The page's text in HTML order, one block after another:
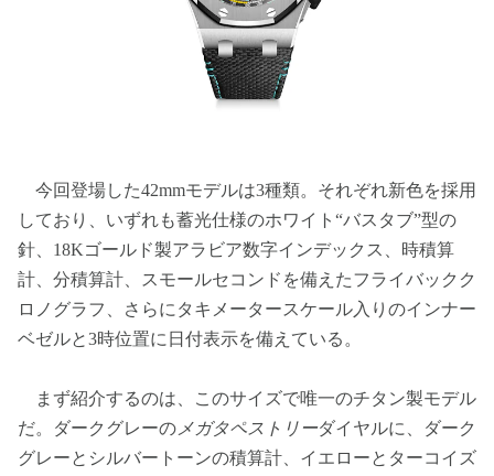
今回登場した42mmモデルは3種類。それぞれ新色を採用
しており、いずれも蓄光仕様のホワイト“バスタブ”型の
針、18Kゴールド製アラビア数字インデックス、時積算
計、分積算計、スモールセコンドを備えたフライバックク
ロノグラフ、さらにタキメータースケール入りのインナー
ベゼルと3時位置に日付表示を備えている。
まず紹介するのは、このサイズで唯一のチタン製モデル
だ。ダークグレーの メガタペストリーダイヤルに、ダーク
グレーとシルバートーンの積算計、イエローとターコイズ